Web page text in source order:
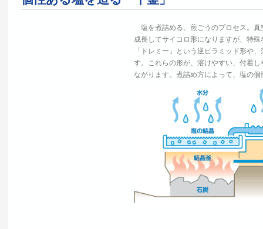
塩を煮詰める、煎ごうのプロセス。
成長してサイコロ形になりますが、特
「トレミー」という逆ピラミッド形や
す。これらの形が、溶けやすい、付着
ながります。煮詰め方によって、塩の